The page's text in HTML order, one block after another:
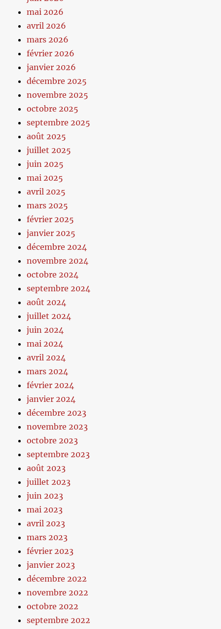
mai 2026
avril 2026
mars 2026
février 2026
janvier 2026
décembre 2025
novembre 2025
octobre 2025
septembre 2025
août 2025
juillet 2025
juin 2025
mai 2025
avril 2025
mars 2025
février 2025
janvier 2025
décembre 2024
novembre 2024
octobre 2024
septembre 2024
août 2024
juillet 2024
juin 2024
mai 2024
avril 2024
mars 2024
février 2024
janvier 2024
décembre 2023
novembre 2023
octobre 2023
septembre 2023
août 2023
juillet 2023
juin 2023
mai 2023
avril 2023
mars 2023
février 2023
janvier 2023
décembre 2022
novembre 2022
octobre 2022
septembre 2022